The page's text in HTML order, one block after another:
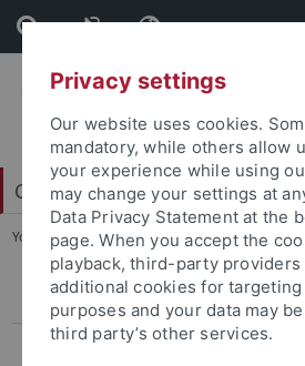
Skip
to
content
Skip
to
footer
China Centrum Tübingen (CCT)
You are here: Startseite ... Chapter
Peking Summer School 2019
Forum Chinesische Berufswelten
Privacy settings
Our website uses cookies.
mandatory, while others allow
your experience while using
may change your settings at
Data Privacy Statement at the
page. When you accept the
playback, third-party providers
additional cookies for
purposes and your data may
third party’s other services.